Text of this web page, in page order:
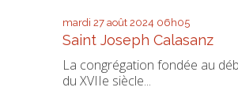
mardi 27 août 2024 06h05
Saint Joseph Calasanz
La congrégation fondée au
du XVIIe siècle...